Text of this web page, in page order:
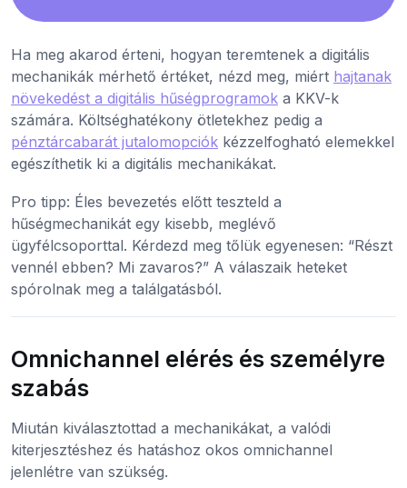
Ha meg akarod érteni, hogyan teremtenek a digitális
mechanikák mérhető értéket, nézd meg, miért hajtanak
növekedést a digitális hűségprogramok a KKV-k
számára. Költséghatékony ötletekhez pedig a
pénztárcabarát jutalomopciók kézzelfogható elemekkel
egészíthetik ki a digitális mechanikákat.
Pro tipp: Éles bevezetés előtt teszteld a
hűségmechanikát egy kisebb, meglévő
ügyfélcsoporttal. Kérdezd meg tőlük egyenesen: “Részt
vennél ebben? Mi zavaros?” A válaszaik heteket
spórolnak meg a találgatásból.
Omnichannel elérés és személyre
szabás
Miután kiválasztottad a mechanikákat, a valódi
kiterjesztéshez és hatáshoz okos omnichannel
jelenlétre van szükség.